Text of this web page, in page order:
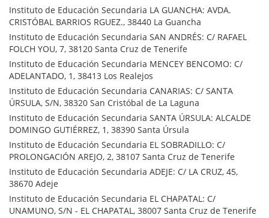
Instituto de Educación Secundaria LA GUANCHA: AVDA.
CRISTÓBAL BARRIOS RGUEZ., 38440 La Guancha
Instituto de Educación Secundaria SAN ANDRÉS: C/ RAFAEL
FOLCH YOU, 7, 38120 Santa Cruz de Tenerife
Instituto de Educación Secundaria MENCEY BENCOMO: C/
ADELANTADO, 1, 38413 Los Realejos
Instituto de Educación Secundaria CANARIAS: C/ SANTA
ÚRSULA, S/N, 38320 San Cristóbal de La Laguna
Instituto de Educación Secundaria SANTA ÚRSULA: ALCALDE
DOMINGO GUTIÉRREZ, 1, 38390 Santa Úrsula
Instituto de Educación Secundaria EL SOBRADILLO: C/
PROLONGACIÓN AREJO, 2, 38107 Santa Cruz de Tenerife
Instituto de Educación Secundaria ADEJE: C/ LA CRUZ, 45,
38670 Adeje
Instituto de Educación Secundaria EL CHAPATAL: C/
UNAMUNO, S/N - EL CHAPATAL, 38007 Santa Cruz de Tenerife